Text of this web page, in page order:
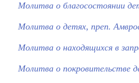
Молитва о благосостоянии
Молитва о детях, преп.
Молитва о находящихся в
Молитва о покровительстве